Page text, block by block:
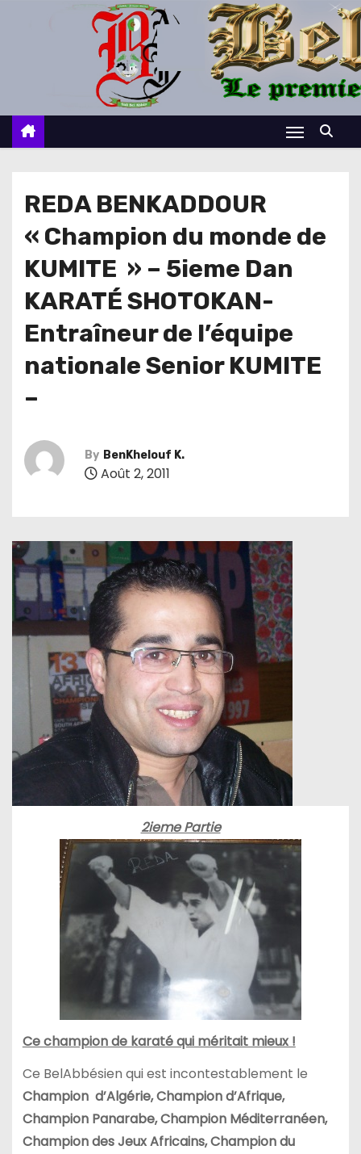
c
REDA BENKADDOUR
« Champion du monde de
KUMITE » – 5ieme Dan
KARATÉ SHOTOKAN-
Entraîneur de l’équipe
nationale Senior KUMITE
–
By BenKhelouf K.
Août 2, 2011
2ieme Partie
Ce champion de karaté qui méritait mieux !
Ce BelAbbésien qui est incontestablement le
Champion d’Algérie, Champion d’Afrique,
Champion Panarabe, Champion Méditerranéen,
Champion des Jeux Africains, Champion du